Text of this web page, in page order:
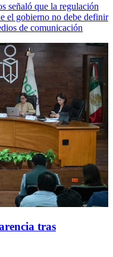
señaló que la regulación
el gobierno no debe definir
de comunicación
tras